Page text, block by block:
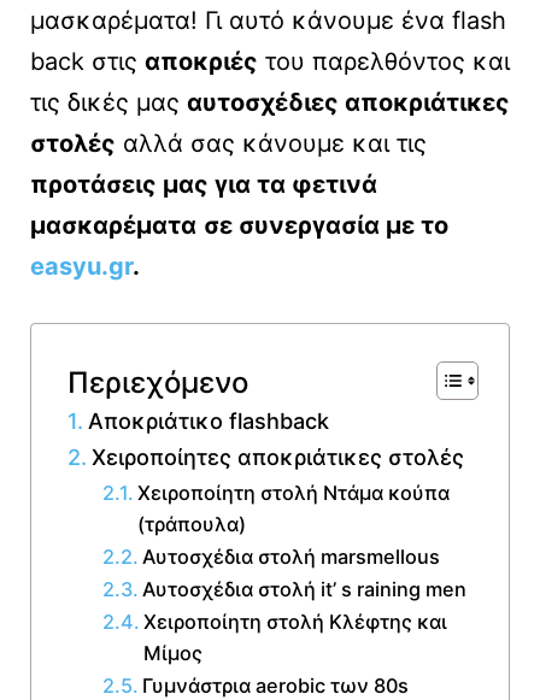
μασκαρέματα! Γι αυτό κάνουμε ένα flash
back στις αποκριές του παρελθόντος και
τις δικές μας αυτοσχέδιες αποκριάτικες
στολές αλλά σας κάνουμε και τις
προτάσεις μας για τα φετινά
μασκαρέματα σε συνεργασία με το
easyu.gr.
Περιεχόμενο
Αποκριάτικο flashback
Χειροποίητες αποκριάτικες στολές
Χειροποίητη στολή Ντάμα κούπα
(τράπουλα)
Αυτοσχέδια στολή marsmellous
Αυτοσχέδια στολή it’ s raining men
Χειροποίητη στολή Κλέφτης και
Μίμος
Γυμνάστρια aerobic των 80s